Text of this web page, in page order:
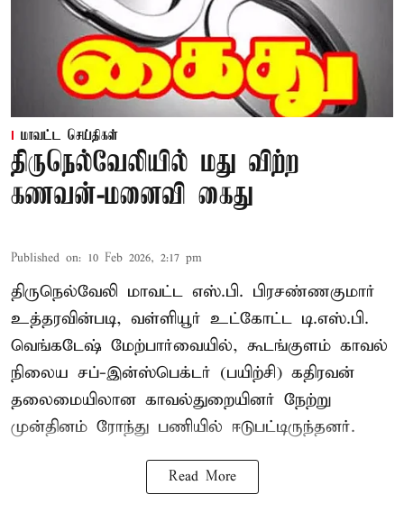
மாவட்ட செய்திகள்
திருநெல்வேலியில் மது விற்ற
கணவன்-மனைவி கைது
Published on: 10 Feb 2026, 2:17 pm
திருநெல்வேலி மாவட்ட எஸ்.பி. பிரசண்ணகுமார்
உத்தரவின்படி, வள்ளியூர் உட்கோட்ட டி.எஸ்.பி.
வெங்கடேஷ் மேற்பார்வையில், கூடங்குளம் காவல்
நிலைய சப்-இன்ஸ்பெக்டர் (பயிற்சி) கதிரவன்
தலைமையிலான காவல்துறையினர் நேற்று
முன்தினம் ரோந்து பணியில் ஈடுபட்டிருந்தனர்.
Read More